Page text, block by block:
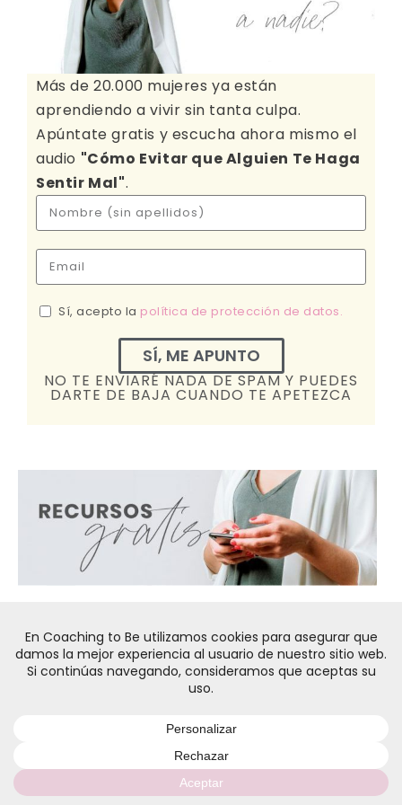
Más de 20.000 mujeres ya están
aprendiendo a vivir sin tanta culpa.
Apúntate gratis y escucha ahora mismo el
audio "Cómo Evitar que Alguien Te Haga
Sentir Mal".
Sí, acepto la política de protección de datos.
SÍ, ME APUNTO
NO TE ENVIARÉ NADA DE SPAM Y PUEDES
DARTE DE BAJA CUANDO TE APETEZCA